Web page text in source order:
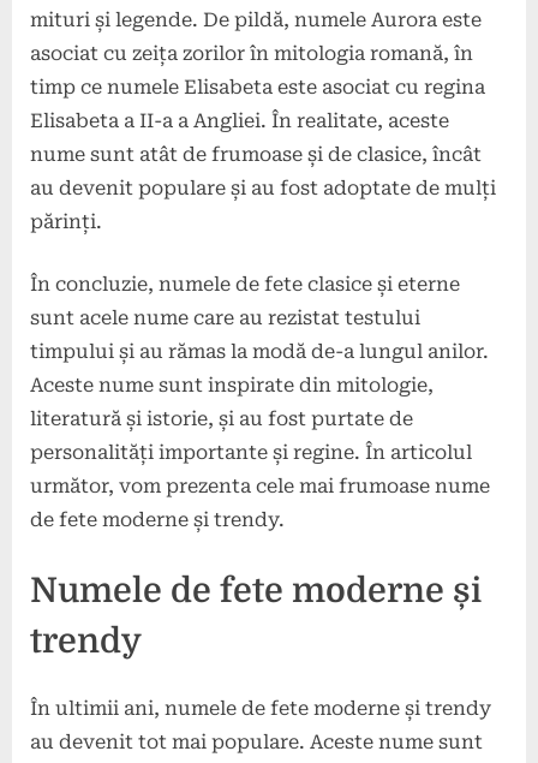
mituri și legende. De pildă, numele Aurora este
asociat cu zeița zorilor în mitologia romană, în
timp ce numele Elisabeta este asociat cu regina
Elisabeta a II-a a Angliei. În realitate, aceste
nume sunt atât de frumoase și de clasice, încât
au devenit populare și au fost adoptate de mulți
părinți.
În concluzie, numele de fete clasice și eterne
sunt acele nume care au rezistat testului
timpului și au rămas la modă de-a lungul anilor.
Aceste nume sunt inspirate din mitologie,
literatură și istorie, și au fost purtate de
personalități importante și regine. În articolul
următor, vom prezenta cele mai frumoase nume
de fete moderne și trendy.
Numele de fete moderne și
trendy
În ultimii ani, numele de fete moderne și trendy
au devenit tot mai populare. Aceste nume sunt